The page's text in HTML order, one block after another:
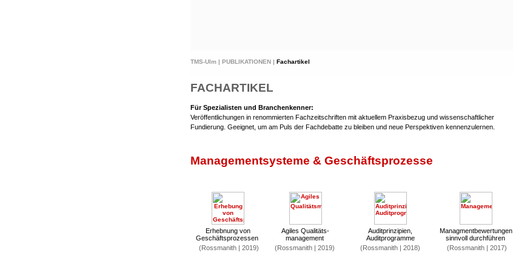
TMS-Ulm | PUBLIKATIONEN | Fachartikel
FACHARTIKEL
Für Spezialisten und Branchenkenner:
Veröffentlichungen in renommierten Fachzeitschriften mit aktuellem Praxisbezug und wissenschaftlicher
Fundierung. Geeignet, um am Puls der Fachdebatte zu bleiben und neue Perspektiven kennenzulernen.
Managementsysteme & Geschäftsprozesse
Erhebnung von
Geschäftsprozessen
Agiles Qualitäts-
management
Auditprinzipien,
Auditprogramme
Managmentbewertungen
sinnvoll durchführen
(Rossmanith | 2019)
(Rossmanith | 2019) (Rossmanith | 2018) (Rossmanith | 2017)